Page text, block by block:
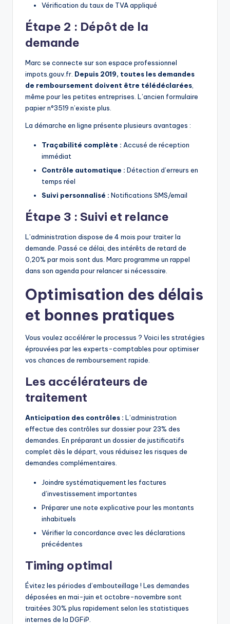
Vérification du taux de TVA appliqué
Étape 2 : Dépôt de la
demande
Marc se connecte sur son espace professionnel
impots.gouv.fr. Depuis 2019, toutes les demandes
de remboursement doivent être télédéclarées
même pour les petites entreprises. L’ancien formulaire
papier n°3519 n’existe plus.
La démarche en ligne présente plusieurs avantages :
Traçabilité complète : Accusé de réception
immédiat
Contrôle automatique : Détection d’erreurs en
temps réel
Suivi personnalisé : Notifications SMS/email
Étape 3 : Suivi et relance
L’administration dispose de 4 mois pour traiter la
demande. Passé ce délai, des intérêts de retard de
0,20% par mois sont dus. Marc programme un rappel
dans son agenda pour relancer si nécessaire.
Optimisation des délais
et bonnes pratiques
Vous voulez accélérer le processus ? Voici les stratégies
éprouvées par les experts-comptables pour optimiser
vos chances de remboursement rapide.
Les accélérateurs de
traitement
Anticipation des contrôles : L’administration
effectue des contrôles sur dossier pour 23% des
demandes. En préparant un dossier de justificatifs
complet dès le départ, vous réduisez les risques de
demandes complémentaires.
Joindre systématiquement les factures
d’investissement importantes
Préparer une note explicative pour les montants
inhabituels
Vérifier la concordance avec les déclarations
précédentes
Timing optimal
Évitez les périodes d’embouteillage ! Les demandes
déposées en mai-juin et octobre-novembre sont
traitées 30% plus rapidement selon les statistiques
internes de la DGFiP.